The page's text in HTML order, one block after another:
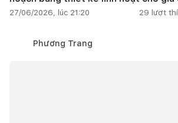
27/06/2026, lúc 21:20 29 lượt
Phương Trang